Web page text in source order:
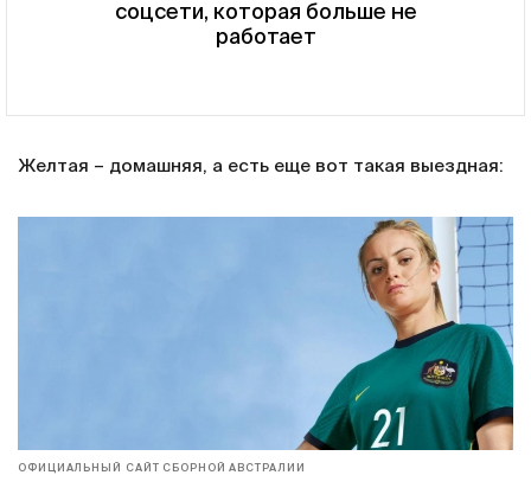
соцсети, которая больше не
работает
Желтая – домашняя, а есть еще вот такая выездная:
ОФИЦИАЛЬНЫЙ САЙТ СБОРНОЙ АВСТРАЛИИ